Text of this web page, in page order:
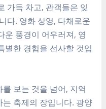
가득 차고, 관객들은 잊
다. 영화 상영, 다채로운
운 풍경이 어우러져, 영
별한 경험을 선사할 것입
보는 것을 넘어, 지역
축제의 장입니다. 광양